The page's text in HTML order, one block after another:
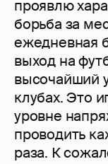
проявлю
борьба за
ежедневная
выход на
высочайший
клубах. Это
уровне
проводить
раза. К